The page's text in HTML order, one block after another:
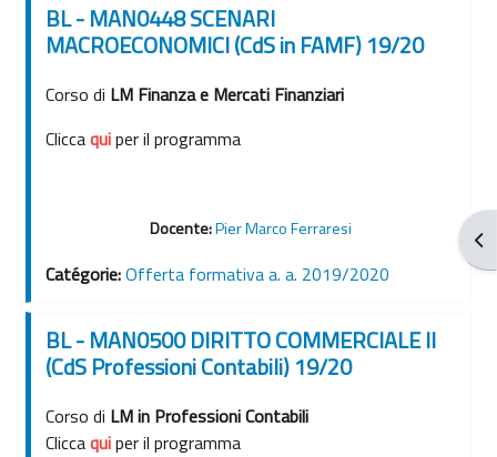
BL - MAN0448 SCENARI
MACROECONOMICI (CdS in FAMF) 19/20
Corso di LM Finanza e Mercati Finanziari
Cliccaquiper il programma
Docente:Pier Marco Ferraresi
Catégorie:Offerta formativa a. a. 2019/2020
BL - MAN0500 DIRITTO COMMERCIALE II
(CdS Professioni Contabili) 19/20
Corso di LM in Professioni Contabili
Cliccaquiper il programma